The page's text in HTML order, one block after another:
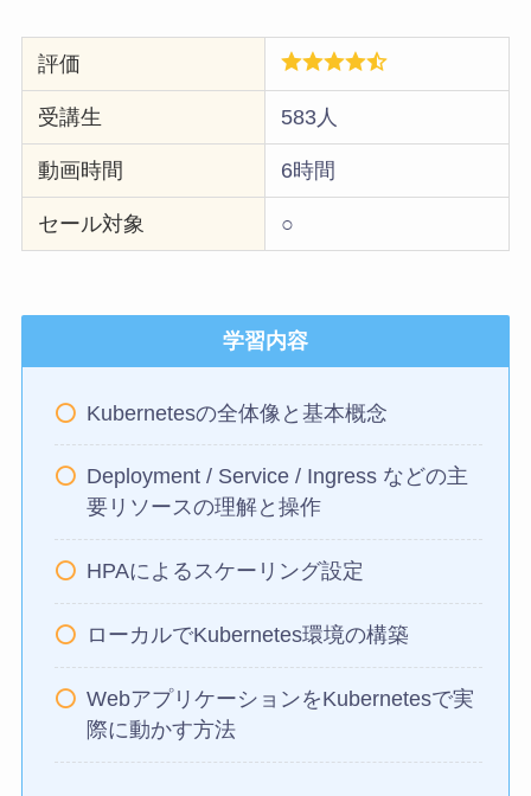
評価
受講生 583人
動画時間 6時間
セール対象 ○
学習内容
Kubernetesの全体像と基本概念
Deployment / Service / Ingress などの主
要リソースの理解と操作
HPAによるスケーリング設定
ローカルでKubernetes環境の構築
WebアプリケーションをKubernetesで実
際に動かす方法